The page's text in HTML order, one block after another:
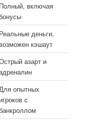
Полный, включая
Реальные деньги,
возможен кэшаут
азарт и
Для опытных
игроков с